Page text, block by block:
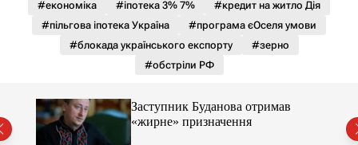
к
а
ь
#економіка #іпотека 3% 7%
#кредит на житло Дія
#пільгова іпотека Україна
#програма єОселя умови
#блокада українського експорту
#зерно
#обстріли РФ
Заступник Буданова отримав
«жирне» призначення